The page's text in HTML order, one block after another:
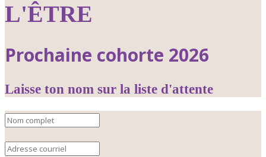
L'ÊTRE
Prochaine cohorte 2026
Laisse ton nom sur la liste d'attente